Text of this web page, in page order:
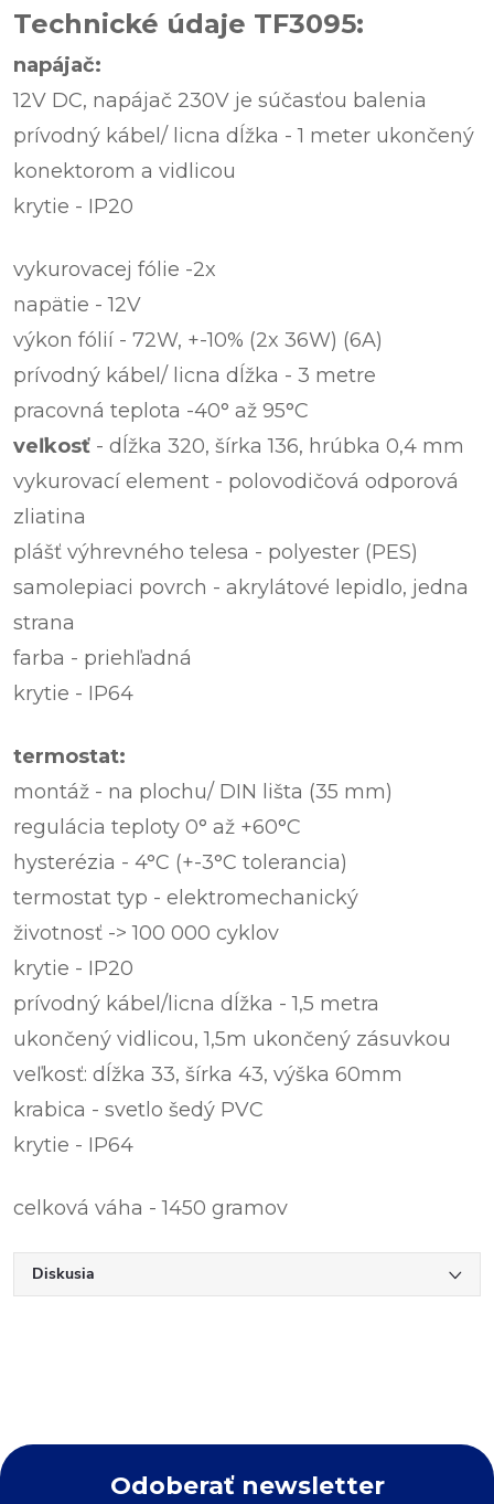
Technické údaje TF3095:
napájač:
12V DC, napájač 230V je súčasťou balenia
prívodný kábel/ licna dĺžka - 1 meter ukončený
konektorom a vidlicou
krytie - IP20
vykurovacej fólie -2x
napätie - 12V
výkon fólií - 72W, +-10% (2x 36W) (6A)
prívodný kábel/ licna dĺžka - 3 metre
pracovná teplota -40° až 95°C
veľkosť - dĺžka 320, šírka 136, hrúbka 0,4 mm
vykurovací element - polovodičová odporová
zliatina
plášť výhrevného telesa - polyester (PES)
samolepiaci povrch - akrylátové lepidlo, jedna
strana
farba - priehľadná
krytie - IP64
termostat:
montáž - na plochu/ DIN lišta (35 mm)
regulácia teploty 0° až +60°C
hysterézia - 4°C (+-3°C tolerancia)
termostat typ - elektromechanický
životnosť -> 100 000 cyklov
krytie - IP20
prívodný kábel/licna dĺžka - 1,5 metra
ukončený vidlicou, 1,5m ukončený zásuvkou
veľkosť: dĺžka 33, šírka 43, výška 60mm
krabica - svetlo šedý PVC
krytie - IP64
celková váha - 1450 gramov
Diskusia
Odoberať newsletter